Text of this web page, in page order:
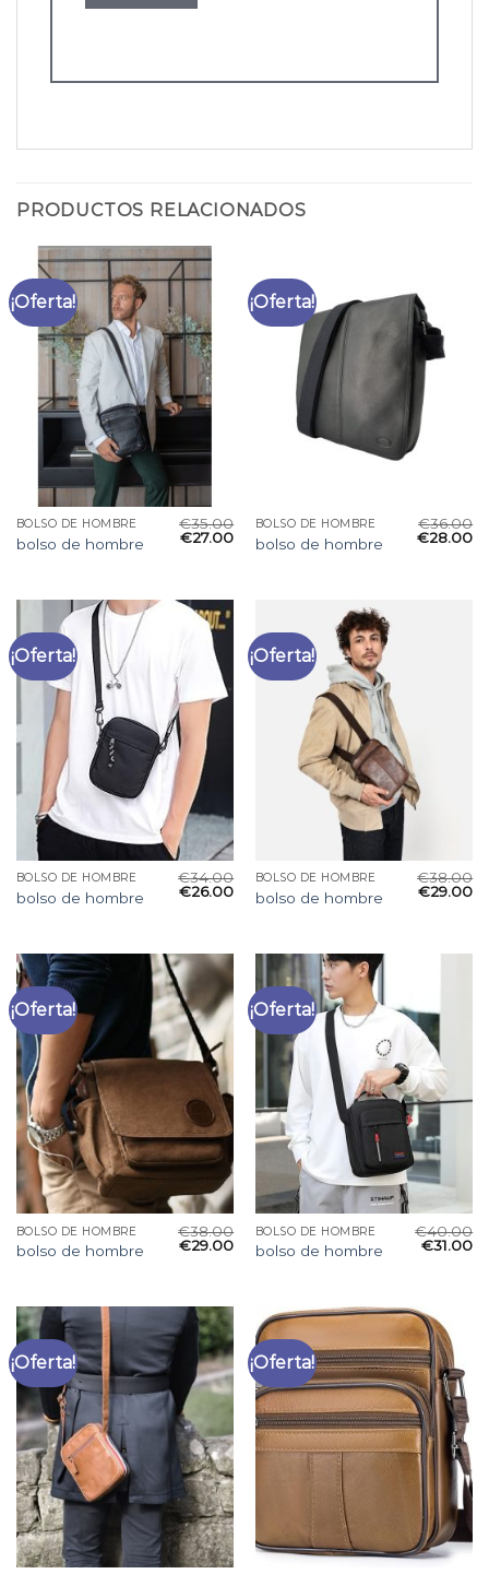
PRODUCTOS RELACIONADOS
¡Oferta!
BOLSO DE HOMBRE
bolso de hombre
€35.00
€27.00
¡Oferta!
BOLSO DE HOMBRE
bolso de hombre
€36.00
€28.00
¡Oferta!
BOLSO DE HOMBRE
bolso de hombre
€34.00
€26.00
¡Oferta!
BOLSO DE HOMBRE
bolso de hombre
€38.00
€29.00
¡Oferta!
BOLSO DE HOMBRE
bolso de hombre
€38.00
€29.00
¡Oferta!
BOLSO DE HOMBRE
bolso de hombre
€40.00
€31.00
¡Oferta! ¡Oferta!